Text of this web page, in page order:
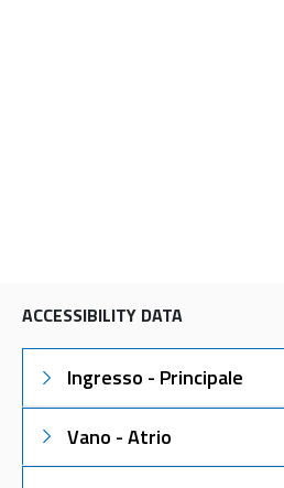
ACCESSIBILITY DATA
Ingresso - Principale
Vano - Atrio